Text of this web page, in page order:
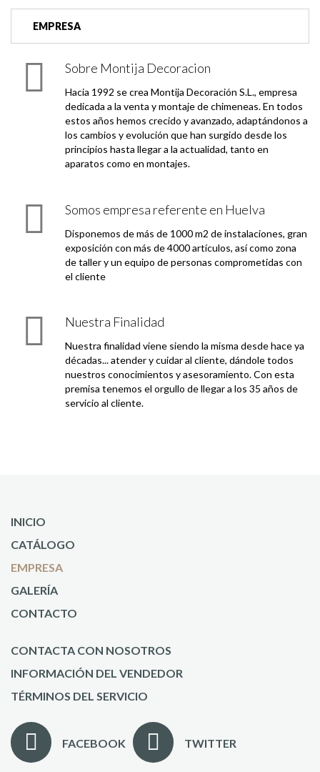
EMPRESA
Sobre Montija Decoracion
Hacia 1992 se crea Montija Decoración S.L., empresa
dedicada a la venta y montaje de chimeneas. En todos
estos años hemos crecido y avanzado, adaptándonos a
los cambios y evolución que han surgido desde los
principios hasta llegar a la actualidad, tanto en
aparatos como en montajes.
Somos empresa referente en Huelva
Disponemos de más de 1000 m2 de instalaciones, gran
exposición con más de 4000 artículos, así como zona
de taller y un equipo de personas comprometidas con
el cliente
Nuestra Finalidad
Nuestra finalidad viene siendo la misma desde hace ya
décadas... atender y cuidar al cliente, dándole todos
nuestros conocimientos y asesoramiento. Con esta
premisa tenemos el orgullo de llegar a los 35 años de
servicio al cliente.
INICIO
CATÁLOGO
EMPRESA
GALERÍA
CONTACTO
CONTACTA CON NOSOTROS
INFORMACIÓN DEL VENDEDOR
TÉRMINOS DEL SERVICIO
FACEBOOK TWITTER